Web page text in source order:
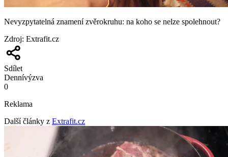
Nevyzpytatelná znamení zvěrokruhu: na koho se nelze spolehnout?
Zdroj: Extrafit.cz
Sdílet
Dennívýzva
0
Reklama
Další články z Extrafit.cz